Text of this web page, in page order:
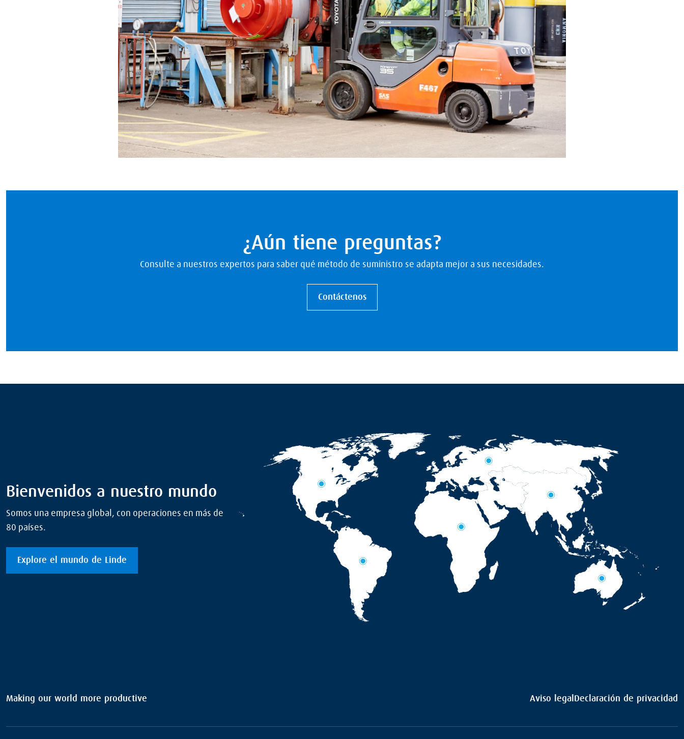
¿Aún tiene preguntas?
Consulte a nuestros expertos para saber qué método de suministro se adapta mejor a sus necesidades.
Contáctenos
Bienvenidos a nuestro mundo
Somos una empresa global, con operaciones en más de
80 países.
Explore el mundo de Linde
Making our world more productive Aviso legal Declaración de privacidad